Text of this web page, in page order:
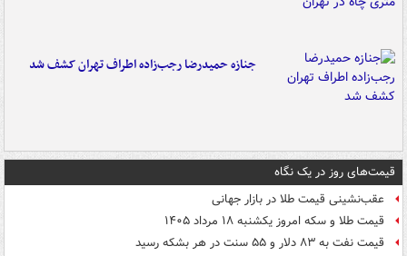
جنازه حمیدرضا رجب‌زاده اطراف تهران کشف شد
قیمت‌های روز در یک نگاه
عقب‌نشینی قیمت طلا در بازار جهانی
قیمت طلا و سکه امروز یکشنبه ۱۸ مرداد ۱۴۰۵
قیمت نفت به ۸۳ دلار و ۵۵ سنت در هر بشکه رسید